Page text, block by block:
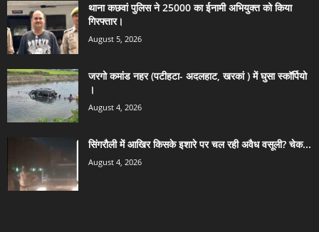
थाना कछवां पुलिस ने 25000 का ईनामी अभियुक्त को किया
गिरफ्तार।
August 5, 2026
जरगो कमांड नहर (पटीहटा- अदलहाट, खरकां ) में घुसा स्कॉर्पियो
।
August 4, 2026
सिंगरौली में आखिर किसके इशारे पर चल रही अवैध वसूली? चेक...
August 4, 2026